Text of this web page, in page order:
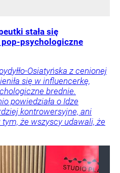
stała się
pop-psychologiczne
Osiatyńska z cenionej
się w influencerkę,
brednie.
powiedziała o Idze
kontrowersyjne, ani
że wszyscy udawali, że